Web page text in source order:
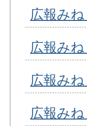
広報み
広報み
広報み
広報み